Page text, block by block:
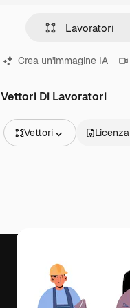
Crea un'immagine IA
Vettori Di Lavoratori
Vettori
Video
Modelli di video
Modelli 3D
Licenza